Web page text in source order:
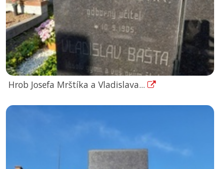
Hrob Josefa Mrštíka a Vladislava...